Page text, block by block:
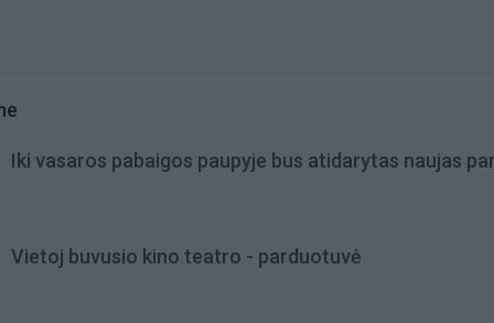
Iki vasaros pabaigos paupyje bus atidarytas naujas
Vietoj buvusio kino teatro - parduotuvė